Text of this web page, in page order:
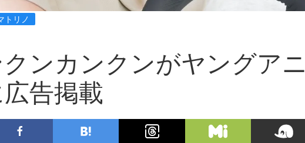
トリノ
ンカンクンがヤングアニ
告掲載